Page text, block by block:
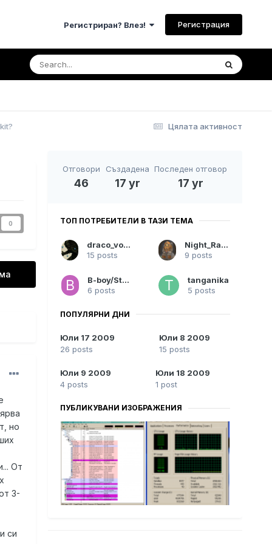
Регистриран? Влез! Регистрация
Цялата активност
0
но
От
3-
си
Отговори
46
Създадена
17 yr
Последен отговор
17 yr
ТОП ПОТРЕБИТЕЛИ В ТАЗИ ТЕМА
draco_volans
15 posts
Night_Raven
9 posts
B-boy/StyLe/
6 posts
tanganika
5 posts
ПОПУЛЯРНИ ДНИ
Юли 17 2009
26 posts
Юли 8 2009
15 posts
Юли 9 2009
4 posts
Юли 18 2009
1 post
ПУБЛИКУВАНИ ИЗОБРАЖЕНИЯ